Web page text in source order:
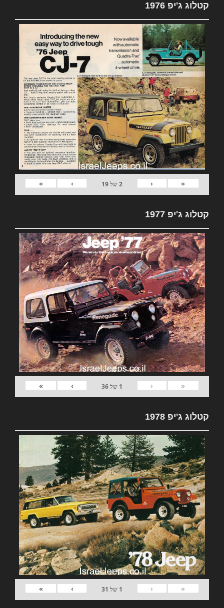
קטלוג ג'יפ 1976
«
‹
2של19
›
»
קטלוג ג'יפ 1977
«
‹
1 של36
›
»
קטלוג ג'יפ 1978
«
‹
1 של 31
›
»